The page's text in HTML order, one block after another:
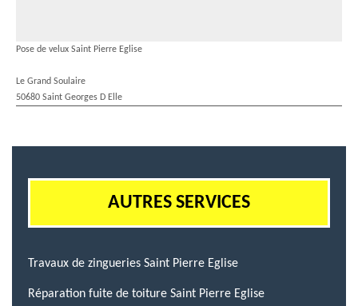
Pose de velux Saint Pierre Eglise
Le Grand Soulaire
50680 Saint Georges D Elle
AUTRES SERVICES
Travaux de zingueries Saint Pierre Eglise
Réparation fuite de toiture Saint Pierre Eglise